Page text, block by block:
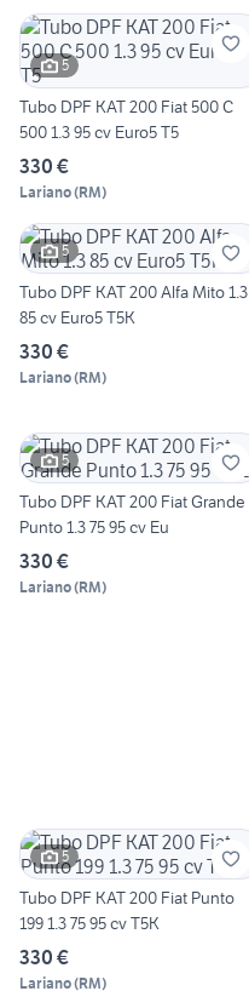
5
Tubo DPF KAT 200 Fiat 500 C
500 1.3 95 cv Euro5 T5
330 €
Lariano(RM)
5
Tubo DPF KAT 200 Alfa Mito 1.3
85 cv Euro5 T5K
330 €
Lariano(RM)
5
Tubo DPF KAT 200 Fiat Grande
Punto 1.3 75 95 cv Eu
330 €
Lariano(RM)
5
Tubo DPF KAT 200 Fiat Punto
199 1.3 75 95 cv T5K
330 €
Lariano(RM)